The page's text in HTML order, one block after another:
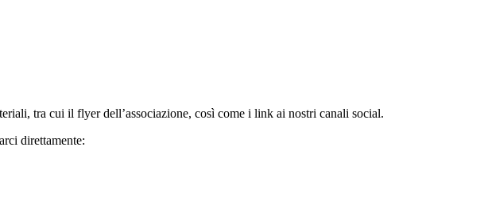
tra cui il flyer dell’associazione, così come i link ai nostri canali social.
direttamente: